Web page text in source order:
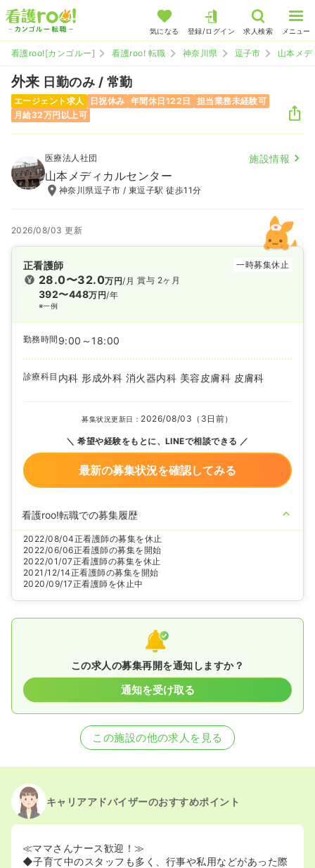
気になる 登録/ログイン 求人検索 メニュー
看護roo![カンゴルー] 看護roo! 転職 神奈川県 逗子市 山本メ
外来 日勤のみ / 常勤
エージェント求人 日祝休み 年間休日122日
担当業務未経験可
月給32万円以上可
医療法人社団 施設情報
山本メディカルセンター
神奈川県逗子市 / 東逗子駅 徒歩11分
2026/08/03 更新
正看護師 一時募集休止
28.0〜32.0万円/月
392〜448万円/年
※一例
賞与 2ヶ月
勤務時間 9:00～18:00
診療科目 内科 形成外科 消火器内科 美容皮膚科 皮膚科
募集状況更新日： 2026/08/03（3日前）
希望や経験をもとに、LINEで相談できる
最新の募集状況を確認してみる
看護roo!転職での募集履歴
2022/08/04正看護師の募集を休止
2022/06/06正看護師の募集を開始
2022/01/07正看護師の募集を休止
2021/12/14正看護師の募集を開始
2020/09/17正看護師を休止中
この求人の募集再開を通知しますか？
通知を受け取る
この施設の他の求人を見る
キャリアアドバイザーのおすすめポイント
≪ママさんナース歓迎！≫
◆子育て中のスタッフも多く、行事や私用などがあった際